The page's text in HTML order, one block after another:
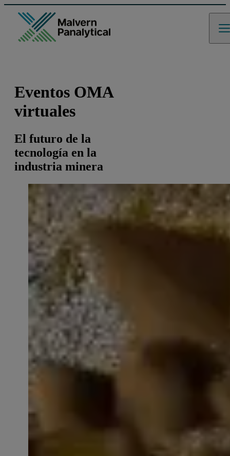
Eventos OMA
virtuales
El futuro de la
tecnología en la
industria minera